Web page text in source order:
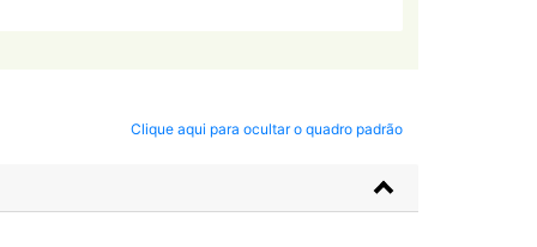
Clique aqui para ocultar o quadro padrão